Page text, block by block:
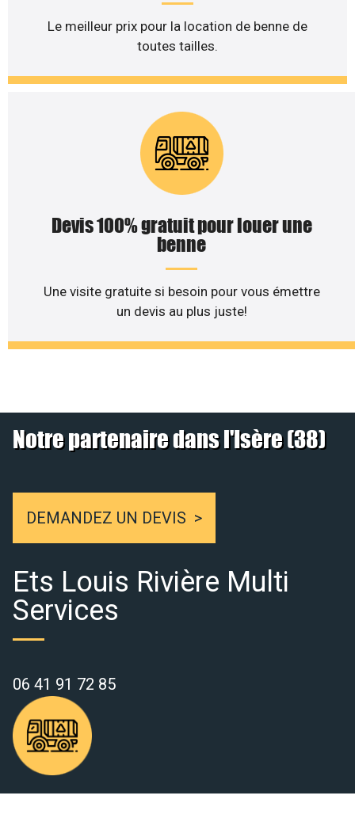
Le meilleur prix pour la location de benne de
toutes tailles.
Devis 100% gratuit pour louer une
benne
Une visite gratuite si besoin pour vous émettre
un devis au plus juste!
Notre partenaire dans l'Isère (38)
DEMANDEZ UN DEVIS
Ets Louis Rivière Multi
Services
06 41 91 72 85